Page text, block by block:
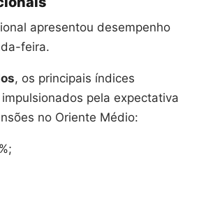
apresentou desempenho
feira.
, os principais índices
pela expectativa
no Oriente Médio: